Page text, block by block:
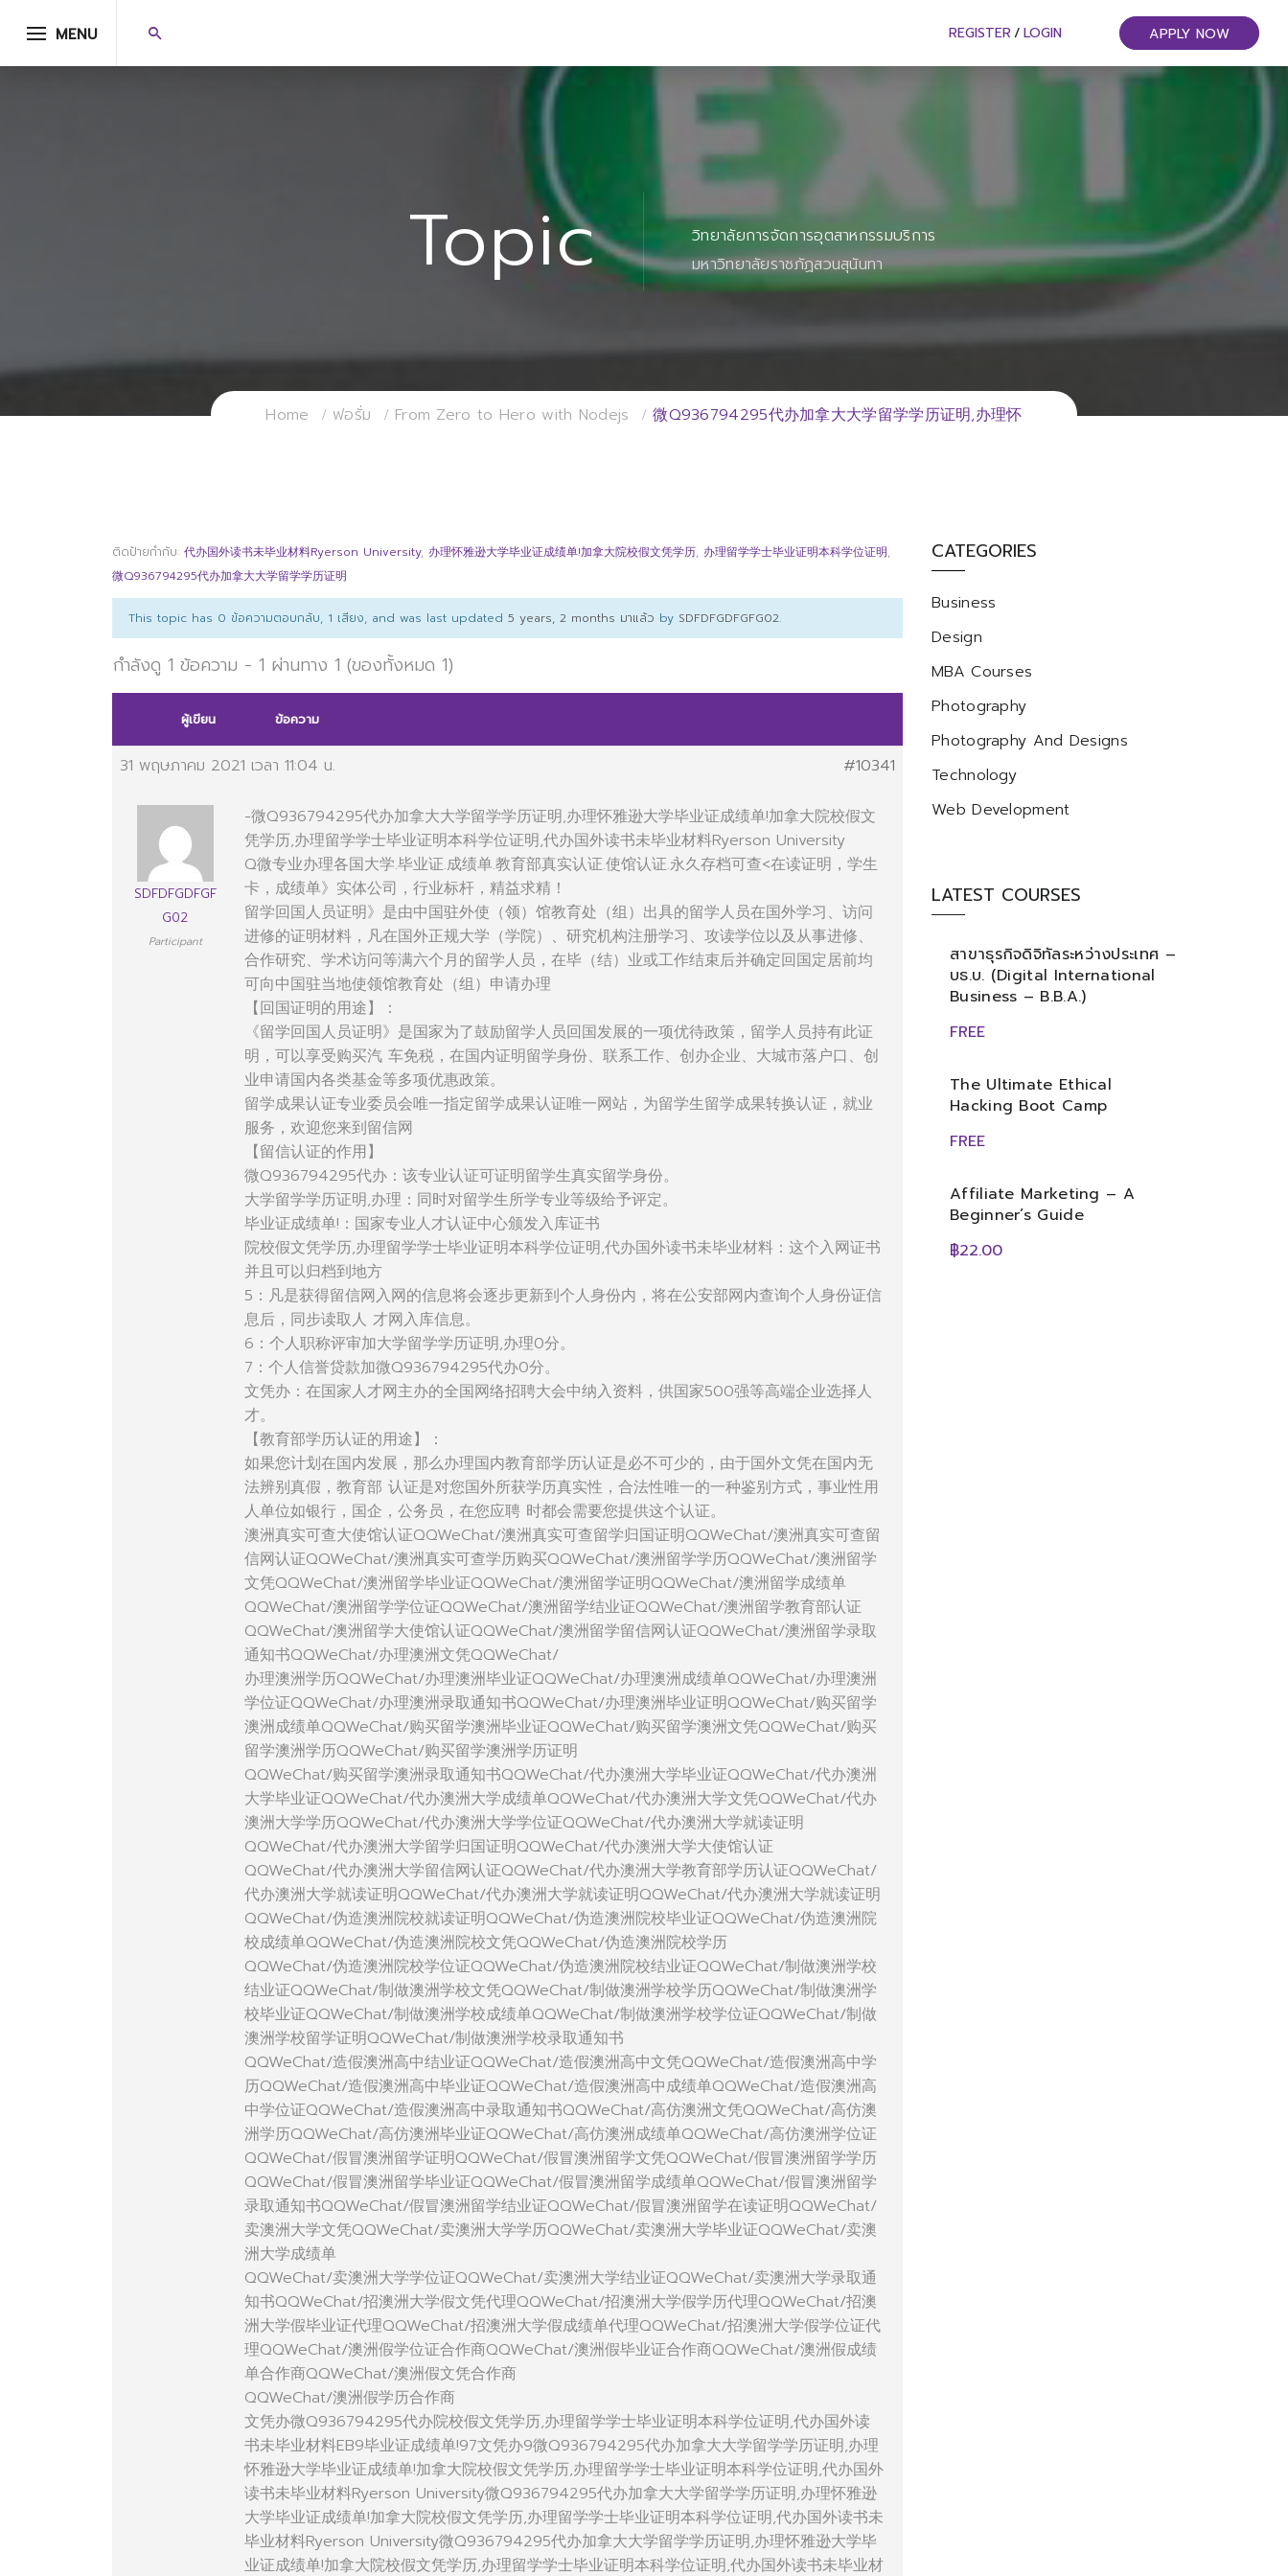
MENU REGISTER / LOGIN APPLY NOW
Topic
วิทยาลัยการจัดการอุตสาหกรรมบริการ
มหาวิทยาลัยราชภัฏสวนสุนันทา
Home ฟอรั่ม From Zero to Hero with Nodejs 微Q936794295代办加拿大大学留学学历证明,办理怀
ติดป้ายกำกับ: 代办国外读书未毕业材料Ryerson University, 办理怀雅逊大学毕业证成绩单!加拿大院校假文凭学历, 办理留学学士毕业证明本科学位证明,
微Q936794295代办加拿大大学留学学历证明
This topic has 0 ข้อความตอบกลับ, 1 เสียง, and was last updated 5 years, 2 months มาแล้ว by SDFDFGDFGFG02.
กำลังดู 1 ข้อความ - 1 ผ่านทาง 1 (ของทั้งหมด 1)
ผู้เขียน ข้อความ
31 พฤษภาคม 2021 เวลา 11:04 น. #10341
SDFDFGDFGF
G02
Participant
-微Q936794295代办加拿大大学留学学历证明,办理怀雅逊大学毕业证成绩单!加拿大院校假文
凭学历,办理留学学士毕业证明本科学位证明,代办国外读书未毕业材料Ryerson University
Q微专业办理各国大学.毕业证.成绩单.教育部真实认证.使馆认证.永久存档可查<在读证明，学生
卡，成绩单》实体公司，行业标杆，精益求精！
留学回国人员证明》是由中国驻外使（领）馆教育处（组）出具的留学人员在国外学习、访问
进修的证明材料，凡在国外正规大学（学院）、研究机构注册学习、攻读学位以及从事进修、
合作研究、学术访问等满六个月的留学人员，在毕（结）业或工作结束后并确定回国定居前均
可向中国驻当地使领馆教育处（组）申请办理
【回国证明的用途】：
《留学回国人员证明》是国家为了鼓励留学人员回国发展的一项优待政策，留学人员持有此证
明，可以享受购买汽 车免税，在国内证明留学身份、联系工作、创办企业、大城市落户口、创
业申请国内各类基金等多项优惠政策。
留学成果认证专业委员会唯一指定留学成果认证唯一网站，为留学生留学成果转换认证，就业
服务，欢迎您来到留信网
【留信认证的作用】
微Q936794295代办：该专业认证可证明留学生真实留学身份。
大学留学学历证明,办理：同时对留学生所学专业等级给予评定。
毕业证成绩单!：国家专业人才认证中心颁发入库证书
院校假文凭学历,办理留学学士毕业证明本科学位证明,代办国外读书未毕业材料：这个入网证书
并且可以归档到地方
5：凡是获得留信网入网的信息将会逐步更新到个人身份内，将在公安部网内查询个人身份证信
息后，同步读取人 才网入库信息。
6：个人职称评审加大学留学学历证明,办理0分。
7：个人信誉贷款加微Q936794295代办0分。
文凭办：在国家人才网主办的全国网络招聘大会中纳入资料，供国家500强等高端企业选择人
才。
【教育部学历认证的用途】：
如果您计划在国内发展，那么办理国内教育部学历认证是必不可少的，由于国外文凭在国内无
法辨别真假，教育部 认证是对您国外所获学历真实性，合法性唯一的一种鉴别方式，事业性用
人单位如银行，国企，公务员，在您应聘 时都会需要您提供这个认证。
澳洲真实可查大使馆认证QQWeChat/澳洲真实可查留学归国证明QQWeChat/澳洲真实可查留
信网认证QQWeChat/澳洲真实可查学历购买QQWeChat/澳洲留学学历QQWeChat/澳洲留学
文凭QQWeChat/澳洲留学毕业证QQWeChat/澳洲留学证明QQWeChat/澳洲留学成绩单
QQWeChat/澳洲留学学位证QQWeChat/澳洲留学结业证QQWeChat/澳洲留学教育部认证
QQWeChat/澳洲留学大使馆认证QQWeChat/澳洲留学留信网认证QQWeChat/澳洲留学录取
通知书QQWeChat/办理澳洲文凭QQWeChat/
办理澳洲学历QQWeChat/办理澳洲毕业证QQWeChat/办理澳洲成绩单QQWeChat/办理澳洲
学位证QQWeChat/办理澳洲录取通知书QQWeChat/办理澳洲毕业证明QQWeChat/购买留学
澳洲成绩单QQWeChat/购买留学澳洲毕业证QQWeChat/购买留学澳洲文凭QQWeChat/购买
留学澳洲学历QQWeChat/购买留学澳洲学历证明
QQWeChat/购买留学澳洲录取通知书QQWeChat/代办澳洲大学毕业证QQWeChat/代办澳洲
大学毕业证QQWeChat/代办澳洲大学成绩单QQWeChat/代办澳洲大学文凭QQWeChat/代办
澳洲大学学历QQWeChat/代办澳洲大学学位证QQWeChat/代办澳洲大学就读证明
QQWeChat/代办澳洲大学留学归国证明QQWeChat/代办澳洲大学大使馆认证
QQWeChat/代办澳洲大学留信网认证QQWeChat/代办澳洲大学教育部学历认证QQWeChat/
代办澳洲大学就读证明QQWeChat/代办澳洲大学就读证明QQWeChat/代办澳洲大学就读证明
QQWeChat/伪造澳洲院校就读证明QQWeChat/伪造澳洲院校毕业证QQWeChat/伪造澳洲院
校成绩单QQWeChat/伪造澳洲院校文凭QQWeChat/伪造澳洲院校学历
QQWeChat/伪造澳洲院校学位证QQWeChat/伪造澳洲院校结业证QQWeChat/制做澳洲学校
结业证QQWeChat/制做澳洲学校文凭QQWeChat/制做澳洲学校学历QQWeChat/制做澳洲学
校毕业证QQWeChat/制做澳洲学校成绩单QQWeChat/制做澳洲学校学位证QQWeChat/制做
澳洲学校留学证明QQWeChat/制做澳洲学校录取通知书
QQWeChat/造假澳洲高中结业证QQWeChat/造假澳洲高中文凭QQWeChat/造假澳洲高中学
历QQWeChat/造假澳洲高中毕业证QQWeChat/造假澳洲高中成绩单QQWeChat/造假澳洲高
中学位证QQWeChat/造假澳洲高中录取通知书QQWeChat/高仿澳洲文凭QQWeChat/高仿澳
洲学历QQWeChat/高仿澳洲毕业证QQWeChat/高仿澳洲成绩单QQWeChat/高仿澳洲学位证
QQWeChat/假冒澳洲留学证明QQWeChat/假冒澳洲留学文凭QQWeChat/假冒澳洲留学学历
QQWeChat/假冒澳洲留学毕业证QQWeChat/假冒澳洲留学成绩单QQWeChat/假冒澳洲留学
录取通知书QQWeChat/假冒澳洲留学结业证QQWeChat/假冒澳洲留学在读证明QQWeChat/
卖澳洲大学文凭QQWeChat/卖澳洲大学学历QQWeChat/卖澳洲大学毕业证QQWeChat/卖澳
洲大学成绩单
QQWeChat/卖澳洲大学学位证QQWeChat/卖澳洲大学结业证QQWeChat/卖澳洲大学录取通
知书QQWeChat/招澳洲大学假文凭代理QQWeChat/招澳洲大学假学历代理QQWeChat/招澳
洲大学假毕业证代理QQWeChat/招澳洲大学假成绩单代理QQWeChat/招澳洲大学假学位证代
理QQWeChat/澳洲假学位证合作商QQWeChat/澳洲假毕业证合作商QQWeChat/澳洲假成绩
单合作商QQWeChat/澳洲假文凭合作商
QQWeChat/澳洲假学历合作商
文凭办微Q936794295代办院校假文凭学历,办理留学学士毕业证明本科学位证明,代办国外读
书未毕业材料EB9毕业证成绩单!97文凭办9微Q936794295代办加拿大大学留学学历证明,办理
怀雅逊大学毕业证成绩单!加拿大院校假文凭学历,办理留学学士毕业证明本科学位证明,代办国外
读书未毕业材料Ryerson University微Q936794295代办加拿大大学留学学历证明,办理怀雅逊
大学毕业证成绩单!加拿大院校假文凭学历,办理留学学士毕业证明本科学位证明,代办国外读书未
毕业材料Ryerson University微Q936794295代办加拿大大学留学学历证明,办理怀雅逊大学毕
业证成绩单!加拿大院校假文凭学历,办理留学学士毕业证明本科学位证明,代办国外读书未毕业材
CATEGORIES
Business
Design
MBA Courses
Photography
Photography And Designs
Technology
Web Development
LATEST COURSES
สาขาธุรกิจดิจิทัลระหว่างประเทศ –
บธ.บ. (Digital International
Business – B.B.A.)
FREE
The Ultimate Ethical
Hacking Boot Camp
FREE
Affiliate Marketing – A
Beginner’s Guide
฿22.00